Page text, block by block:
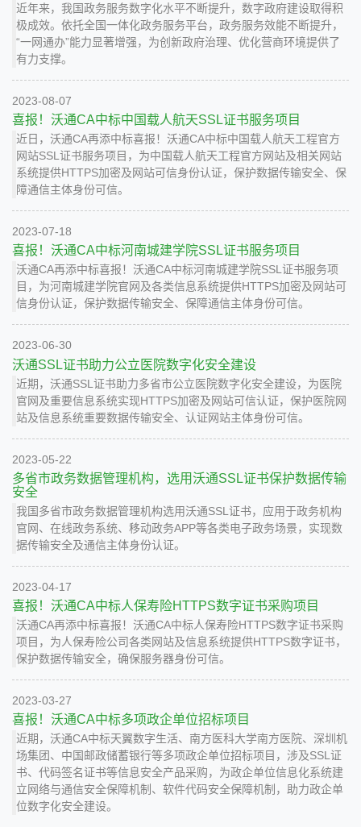
近年来，我国政务服务数字化水平不断提升，数字政府建设取得积
极成效。依托全国一体化政务服务平台，政务服务效能不断提升，
“一网通办”能力显著增强，为创新政府治理、优化营商环境提供了
有力支撑。
2023-08-07
喜报！沃通CA中标中国载人航天SSL证书服务项目
近日，沃通CA再添中标喜报！沃通CA中标中国载人航天工程官方
网站SSL证书服务项目，为中国载人航天工程官方网站及相关网站
系统提供HTTPS加密及网站可信身份认证，保护数据传输安全、保
障通信主体身份可信。
2023-07-18
喜报！沃通CA中标河南城建学院SSL证书服务项目
沃通CA再添中标喜报！沃通CA中标河南城建学院SSL证书服务项
目，为河南城建学院官网及各类信息系统提供HTTPS加密及网站可
信身份认证，保护数据传输安全、保障通信主体身份可信。
2023-06-30
沃通SSL证书助力公立医院数字化安全建设
近期，沃通SSL证书助力多省市公立医院数字化安全建设，为医院
官网及重要信息系统实现HTTPS加密及网站可信认证，保护医院网
站及信息系统重要数据传输安全、认证网站主体身份可信。
2023-05-22
多省市政务数据管理机构，选用沃通SSL证书保护数据传输
安全
我国多省市政务数据管理机构选用沃通SSL证书，应用于政务机构
官网、在线政务系统、移动政务APP等各类电子政务场景，实现数
据传输安全及通信主体身份认证。
2023-04-17
喜报！沃通CA中标人保寿险HTTPS数字证书采购项目
沃通CA再添中标喜报！沃通CA中标人保寿险HTTPS数字证书采购
项目，为人保寿险公司各类网站及信息系统提供HTTPS数字证书，
保护数据传输安全，确保服务器身份可信。
2023-03-27
喜报！沃通CA中标多项政企单位招标项目
近期，沃通CA中标天翼数字生活、南方医科大学南方医院、深圳机
场集团、中国邮政储蓄银行等多项政企单位招标项目，涉及SSL证
书、代码签名证书等信息安全产品采购，为政企单位信息化系统建
立网络与通信安全保障机制、软件代码安全保障机制，助力政企单
位数字化安全建设。